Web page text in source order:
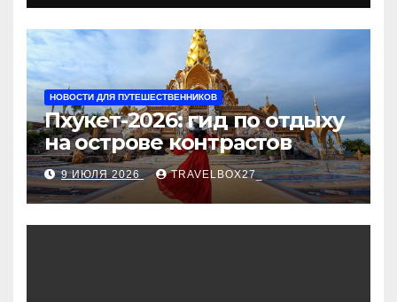
НОВОСТИ ДЛЯ ПУТЕШЕСТВЕННИКОВ
Пхукет-2026: гид по отдыху
на острове контрастов
9 ИЮЛЯ 2026 TRAVELBOX27_